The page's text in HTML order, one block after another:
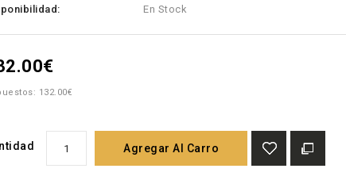
En Stock
132.00€
Agregar Al Carro